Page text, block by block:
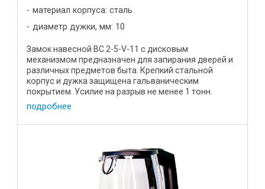
материал корпуса: сталь
диаметр дужки, мм: 10
Замок навесной ВС 2-5-V-11 с дисковым
механизмом предназначен для запирания дверей и
различных предметов быта. Крепкий стальной
корпус и дужка защищена гальваническим
покрытием. Усилие на разрыв не менее 1 тонн.
Усилие на разрыв составляет не менее ...
подробнее